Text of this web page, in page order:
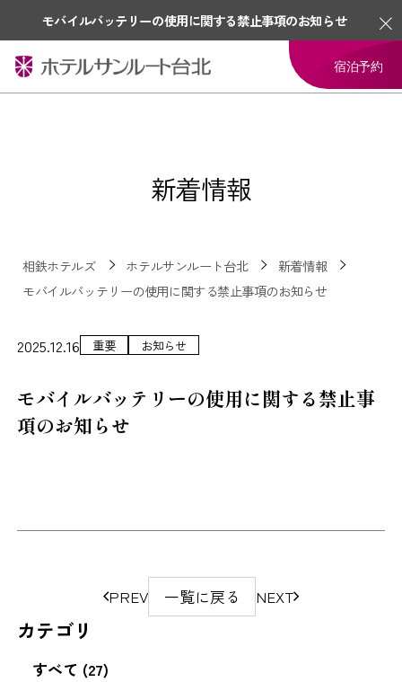
モバイルバッテリーの使用に関する禁止事項のお知らせ
宿泊予約
新着情報
相鉄ホテルズ ホテルサンルート台北
新着情報
モバイルバッテリーの使用に関する禁止事項のお知らせ
2025.12.16 重要 お知らせ
モバイルバッテリーの使用に関する禁止事
項のお知らせ
ジ
PREV 一覧に戻る NEXT
カテゴリ
すべて (27)